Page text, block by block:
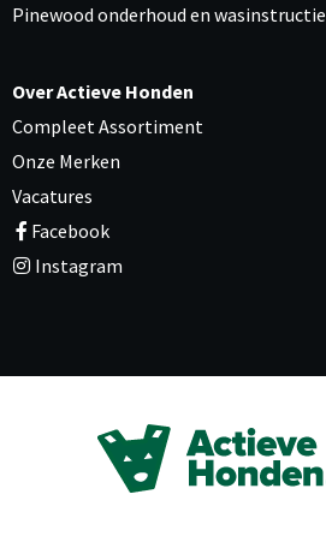
Pinewood onderhoud en wasinstructie
Over Actieve Honden
Compleet Assortiment
Onze Merken
Vacatures
Facebook
Instagram